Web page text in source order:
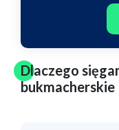
Dlaczego
bukmacherskie